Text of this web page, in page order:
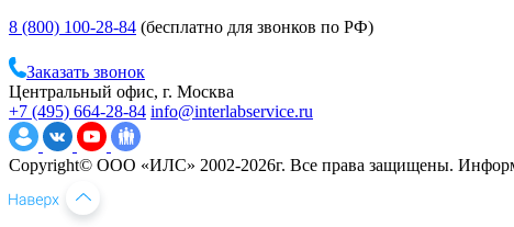
8 (800) 100-28-84 (бесплатно для звонков по РФ)
Заказать звонок
Центральный офис, г. Москва
+7 (495) 664-28-84 info@interlabservice.ru
Copyright© ООО «ИЛС» 2002-2026г. Все права защищены.